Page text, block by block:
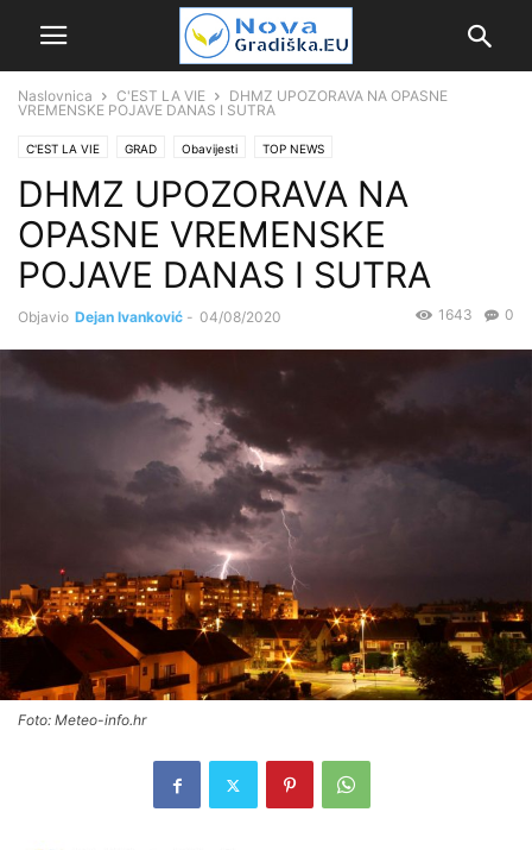
Naslovnica C'EST LA VIE
DHMZ UPOZORAVA NA OPASNE
VREMENSKE POJAVE DANAS I SUTRA
C'EST LA VIE GRAD Obavijesti TOP NEWS
DHMZ UPOZORAVA NA
OPASNE VREMENSKE
POJAVE DANAS I SUTRA
Objavio Dejan Ivanković - 04/08/2020 0
1643
Foto: Meteo-info.hr